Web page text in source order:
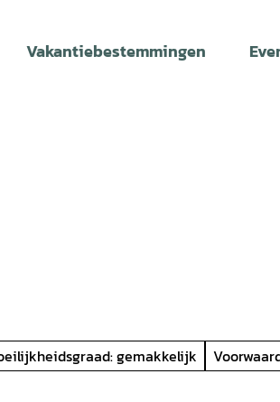
Vakantiebestemmingen
gemakkelijk